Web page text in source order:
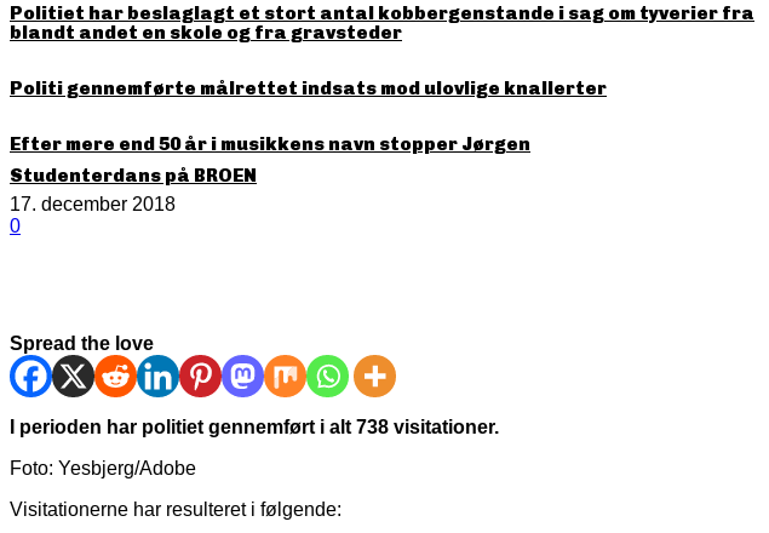
Politiet har beslaglagt et stort antal kobbergenstande i sag om tyverier fra
blandt andet en skole og fra gravsteder
Politi gennemførte målrettet indsats mod ulovlige knallerter
Efter mere end 50 år i musikkens navn stopper Jørgen
Studenterdans på BROEN
17. december 2018
0
Spread the love
I perioden har politiet gennemført i alt 738 visitationer.
Foto: Yesbjerg/Adobe
Visitationerne har resulteret i følgende: